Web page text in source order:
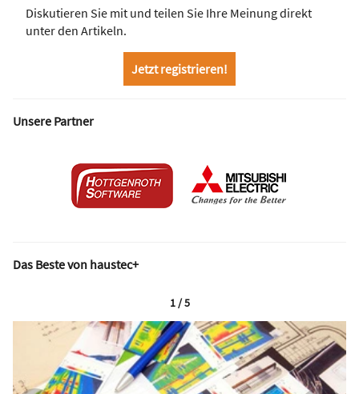
Diskutieren Sie mit und teilen Sie Ihre Meinung direkt
unter den Artikeln.
Jetzt registrieren!
Unsere Partner
Das Beste von haustec+
1 / 5